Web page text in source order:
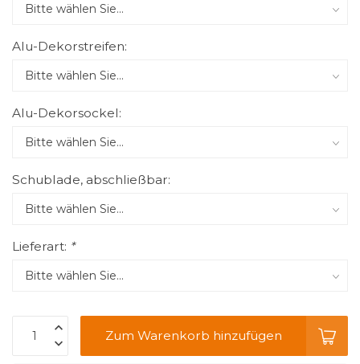
Alu-Dekorstreifen:
Alu-Dekorsockel:
Schublade, abschließbar:
Lieferart: *
Zum Warenkorb hinzufügen